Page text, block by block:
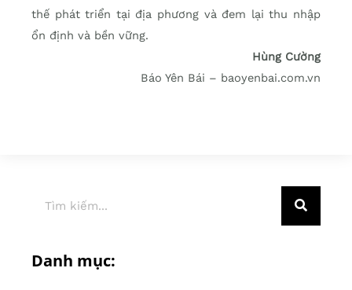
thế phát triển tại địa phương và đem lại thu nhập
ổn định và bền vững.
Hùng Cường
Báo Yên Bái – baoyenbai.com.vn
Danh mục: